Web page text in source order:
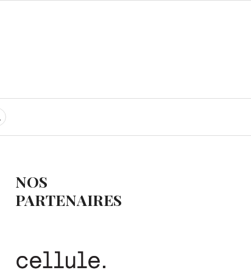
RECHERCHE
NOS
PARTENAIRES